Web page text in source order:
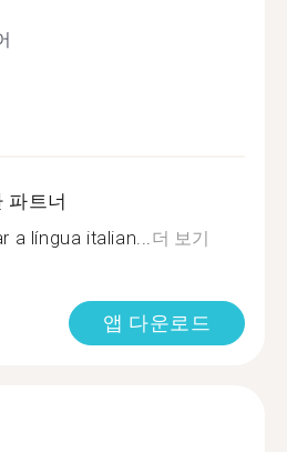
파트너
a língua italian...더 보기
앱 다운로드